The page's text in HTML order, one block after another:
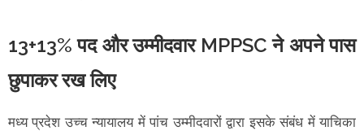
13+13% पद और उम्मीदवार MPPSC ने अपने पास
छुपाकर रख लिए
मध्य प्रदेश उच्च न्यायालय में पांच उम्मीदवारों द्वारा इसके संबंध में याचिका